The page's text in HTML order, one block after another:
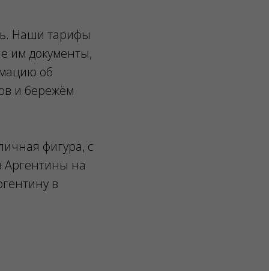
Наши тарифы
им документы,
об
и бережём
фигура, с
Аргентины на
в